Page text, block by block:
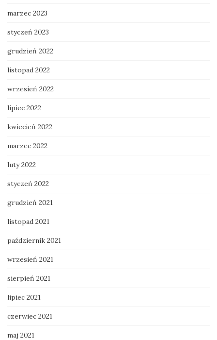
marzec 2023
styczeń 2023
grudzień 2022
listopad 2022
wrzesień 2022
lipiec 2022
kwiecień 2022
marzec 2022
luty 2022
styczeń 2022
grudzień 2021
listopad 2021
październik 2021
wrzesień 2021
sierpień 2021
lipiec 2021
czerwiec 2021
maj 2021